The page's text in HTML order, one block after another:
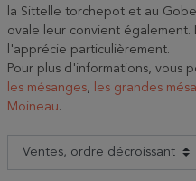
la Sittelle torchepot et au
ovale leur convient
l'apprécie particulièrement.
Pour plus d'informations, vous
les mésanges, les grandes
Moineau.